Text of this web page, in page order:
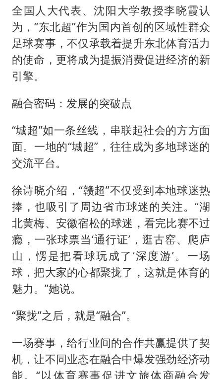
全国人大代表、沈阳大学教授李晓霞认
为，“东北超”作为国内首创的区域性群众
足球赛事，不仅承载着提升东北体育活力
的使命，更将成为提振消费促进经济的新
引擎。
融合密码：发展的突破点
“城超”如一条丝线，串联起社会的方方面
面。一地的“城超”，往往成为多地球迷的
交流平台。
徐诗晓介绍，“赣超”不仅受到本地球迷热
捧，也吸引了周边省市球迷的关注。“湖
北黄梅、安徽宿松的球迷，看完比赛不过
瘾，一张球票当‘通行证’，逛古窑、爬庐
山，愣是把看球玩成了‘深度游’。一场
球，把大家的心都聚拢了，这就是体育的
魅力。”她说。
“聚拢”之后，就是“融合”。
一场赛事，给行业间的合作共赢提供了契
机，让不同业态在融合中爆发强劲经济动
能。“以体育赛事促进文旅体商融合发